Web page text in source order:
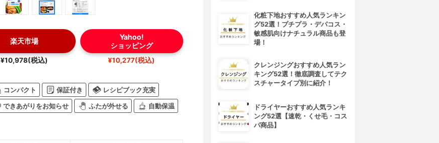
楽天市場
¥10,978(税込)
Yahoo!
ショッピング
¥10,277(税込)
コンパクト 保証付き レシピブック充実
できあがりをお知らせ ふたが外せる 自動保温
化粧下地おすすめ人気ランキン
グ52選！プチプラ・デパコス・
敏感肌向けナチュラル商品も登
場！
クレンジングおすすめ人気ラン
キング52選！徹底調査してテク
スチャータイプ別に紹介！
ドライヤーおすすめ人気ランキ
ング52選【速乾・くせ毛・コス
パ商品】